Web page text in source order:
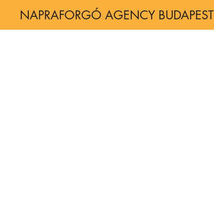
NAPRAFORGÓ AGENCY BUDAPEST